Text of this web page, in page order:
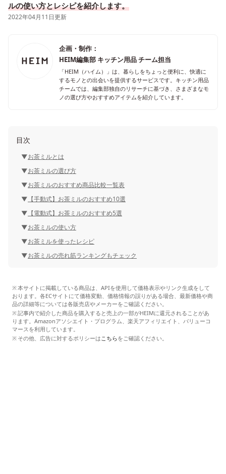
ルの使い方とレシピを紹介します。
2022年04月11日更新
企画・制作：
HEIM編集部 キッチン用品 チーム担当
「HEIM（ハイム）」は、暮らしをちょっと便利に、快適に
するモノとの出会いを提供するサービスです。キッチン用品
チームでは、編集部独自のリサーチに基づき、さまざまなモ
ノの選び方やおすすめアイテムを紹介しています。
目次
お茶ミルとは
お茶ミルの選び方
お茶ミルのおすすめ商品比較一覧表
【手動式】お茶ミルのおすすめ10選
【電動式】お茶ミルのおすすめ5選
お茶ミルの使い方
お茶ミルを使ったレシピ
お茶ミルの売れ筋ランキングもチェック
本サイトに掲載している商品は、APIを使用して価格表示やリンク生成をして
おります。各ECサイトにて価格変動、価格情報の誤りがある場合、最新価格や商
品の詳細等については各販売店やメーカーをご確認ください。
記事内で紹介した商品を購入すると売上の一部がHEIMに還元されることがあ
ります。Amazonアソシエイト・プログラム、楽天アフィリエイト、バリューコ
マースを利用しています。
その他、広告に対するポリシーはこちらをご確認ください。